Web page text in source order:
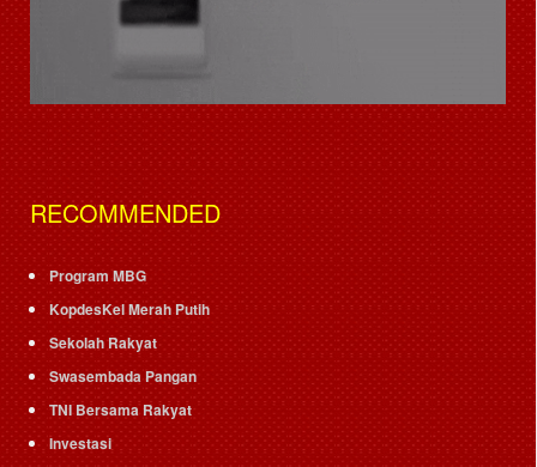
RECOMMENDED
Program MBG
KopdesKel Merah Putih
Sekolah Rakyat
Swasembada Pangan
TNI Bersama Rakyat
Investasi